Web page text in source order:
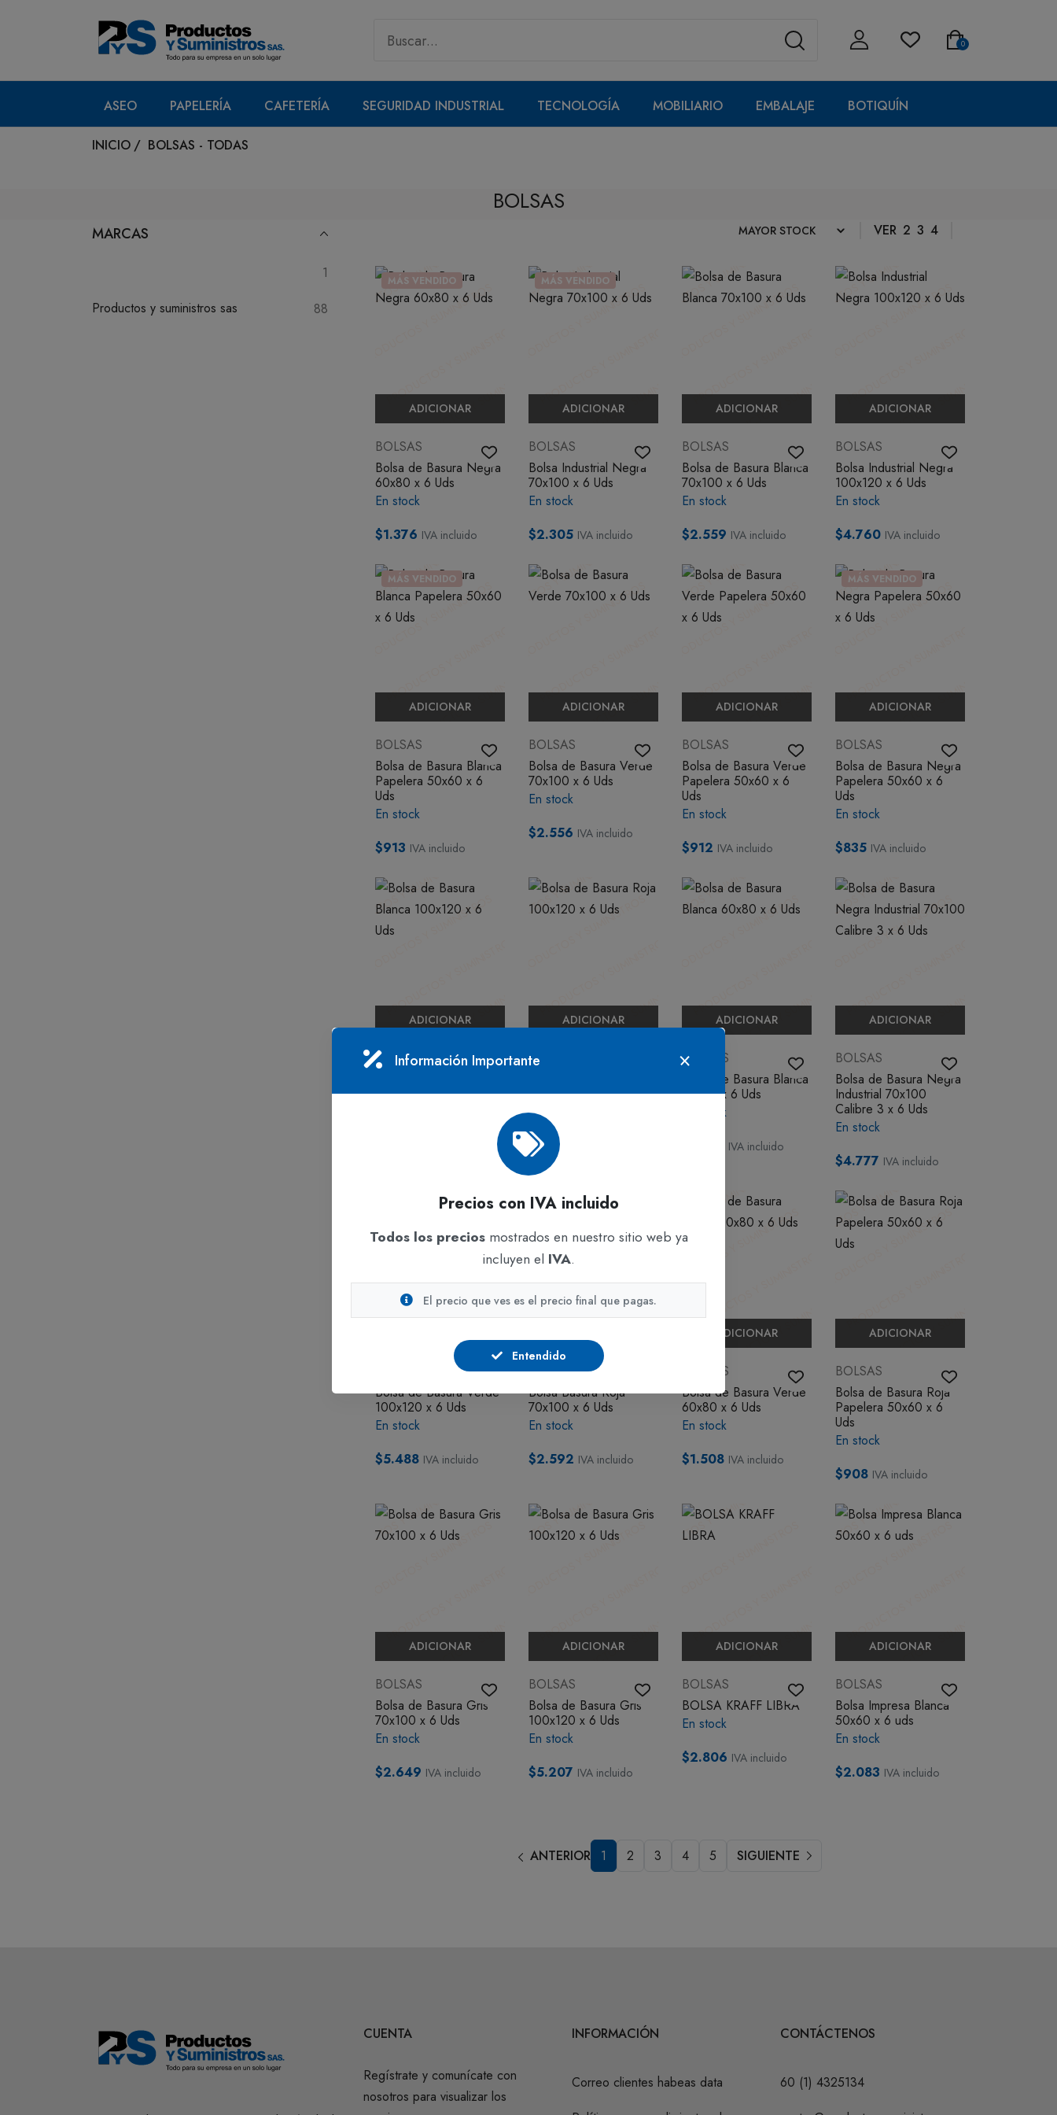
0
ASEO PAPELERÍA CAFETERÍA SEGURIDAD INDUSTRIAL TECNOLOGÍA MOBILIARIO EMBALAJE BOTIQUÍN
INICIO / BOLSAS - TODAS
BOLSAS
MARCAS
1
Productos y suministros sas
88
VER 2 3 4
MÁS VENDIDO
ADICIONAR
BOLSAS
Bolsa de Basura Negra
60x80 x 6 Uds
En stock
$1.376 IVA incluido
MÁS VENDIDO
ADICIONAR
BOLSAS
Bolsa Industrial Negra
70x100 x 6 Uds
En stock
$2.305 IVA incluido
ADICIONAR
BOLSAS
Bolsa de Basura Blanca
70x100 x 6 Uds
En stock
$2.559 IVA incluido
ADICIONAR
BOLSAS
Bolsa Industrial Negra
100x120 x 6 Uds
En stock
$4.760 IVA incluido
MÁS VENDIDO
ADICIONAR
BOLSAS
Bolsa de Basura Blanca
Papelera 50x60 x 6
Uds
En stock
$913 IVA incluido
ADICIONAR
BOLSAS
Bolsa de Basura Verde
70x100 x 6 Uds
En stock
$2.556 IVA incluido
ADICIONAR
BOLSAS
Bolsa de Basura Verde
Papelera 50x60 x 6
Uds
En stock
$912 IVA incluido
MÁS VENDIDO
ADICIONAR
BOLSAS
Bolsa de Basura Negra
Papelera 50x60 x 6
Uds
En stock
$835 IVA incluido
ADICIONAR
BOLSAS
100x120 x 6 Uds
ADICIONAR
BOLSAS
100x120 x 6 Uds
En stock
$5.284
ADICIONAR
BOLSAS
Bolsa de Basura Blanca
60x80 x 6 Uds
En stock
IVA incluido
ADICIONAR
BOLSAS
Bolsa de Basura Negra
Industrial 70x100
Calibre 3 x 6 Uds
En stock
$4.777 IVA incluido
Bolsa de Basura Verde
100x120 x 6 Uds
En stock
$5.488 IVA incluido
BOLSAS
Bolsa Basura Roja
70x100 x 6 Uds
En stock
$2.592 IVA incluido
ADICIONAR
BOLSAS
Bolsa de Basura Verde
60x80 x 6 Uds
En stock
$1.508 IVA incluido
ADICIONAR
BOLSAS
Bolsa de Basura Roja
Papelera 50x60 x 6
Uds
En stock
$908 IVA incluido
ADICIONAR
BOLSAS
Bolsa de Basura Gris
70x100 x 6 Uds
En stock
$2.649 IVA incluido
ADICIONAR
BOLSAS
Bolsa de Basura Gris
100x120 x 6 Uds
En stock
$5.207 IVA incluido
ADICIONAR
BOLSAS
BOLSA KRAFF LIBRA
En stock
$2.806 IVA incluido
ADICIONAR
BOLSAS
Bolsa Impresa Blanca
50x60 x 6 uds
En stock
$2.083 IVA incluido
ANTERIOR 1 2 3 4 5 SIGUIENTE
CUENTA
Regístrate y comunícate con
nosotros para visualizar los
INFORMACIÓN
Correo clientes habeas data
CONTÁCTENOS
60 (1) 4325134
Información Importante
Precios con IVA incluido
Todos los preciosmostrados en nuestro sitio web ya
incluyen el IVA.
El precio que ves es el precio final que pagas.
Entendido